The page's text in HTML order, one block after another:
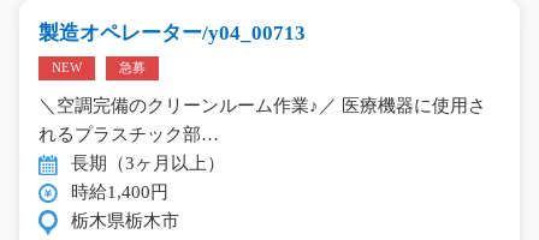
製造オペレーター/y04_00713
NEW 急募
＼空調完備のクリーンルーム作業♪／ 医療機器に使用さ
れるプラスチック部…
長期（3ヶ月以上）
時給1,400円
栃木県栃木市